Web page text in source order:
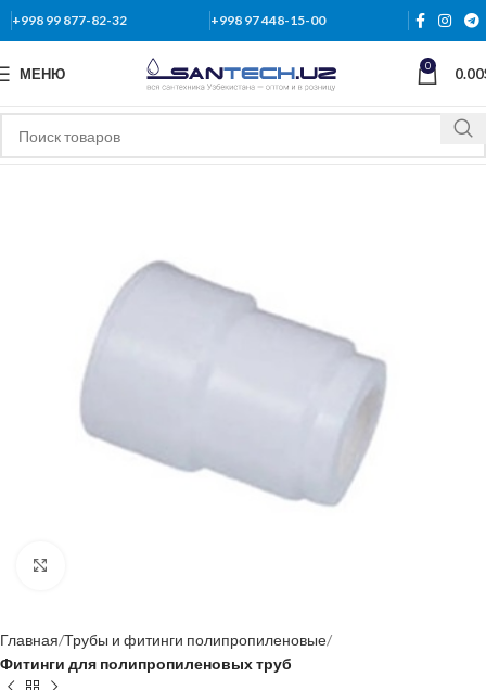
+998 99 877-82-32 +998 97 448-15-00
МЕНЮ 0 0.00
Главная Трубы и фитинги полипропиленовые
Фитинги для полипропиленовых труб